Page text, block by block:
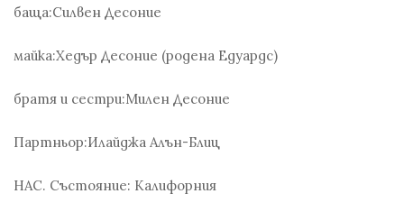
баща:Силвен Десоние
майка:Хедър Десоние (родена Едуардс)
братя и сестри:Милен Десоние
Партньор:Илайджа Алън-Блиц
НАС. Състояние: Калифорния